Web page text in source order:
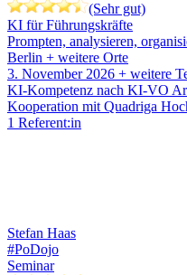
(Sehr gut)
KI für Führungskräfte
Prompten, analysieren,
Berlin + weitere Orte
3. November 2026 + weitere
KI-Kompetenz nach KI-VO
Kooperation mit Quadriga
1 Referent:in
Stefan Haas
#PoDojo
Seminar